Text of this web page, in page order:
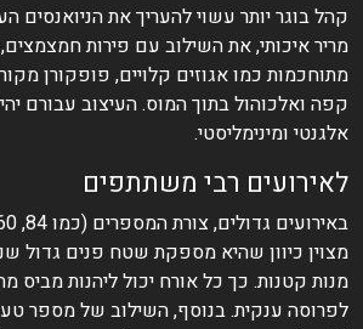
קהל בוגר יותר עשוי להעריך את הניואנסים
מריר איכותי, את השילוב עם פירות
מתוחכמות כמו אגוזים קלויים, פופקורן
קפה ואלכוהול בתוך המוס. העיצוב עבורם
אלגנטי ומינימליסטי.
לאירועים רבי משתתפים
מצוין כיוון שהיא מספקת שטח פנים גדול
מנות קטנות. כך כל אורח יכול ליהנות מביס
לפרוסה ענקית. בנוסף, השילוב של מספר